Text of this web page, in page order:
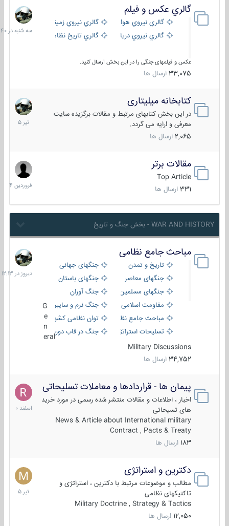
گالري عكس و فيلم
گالري نيروي هوايي
گالري نيروي زميني
گالري نيروي دريايي
گالري تاریخ نظامی
عکس و فیلمهای جنگی را در این بخش ارسال کنید.
33,075 ارسال ها
سه
شنبه
در
کتابخانه میلیتاری
در این بخش کتابهای مرتبط و مقالات برگزیده سایت
معرفی و ارایه می گردد.
2,065 ارسال ها
16
تیر
1405
مقالات برتر
Top Article
331 ارسال ها
29
فروردین
1404
WAR AND HISTORY - بخش جنگ و تاریخ
مباحث جامع نظامی
تاریخ و تمدن
جنگهای جهانی
جنگهای معاصر
جنگهای باستان
جنگهای مسلمین
جنگ آوران
مقاومت اسلامی
جنگ نرم و سایبری
مباحث جامع نظامی
توان نظامی کشورها
تسلیحات استراتژیک
جنگ در قاب دوربین
eral
Military Discussions
34,752 ارسال ها
دیروز
در
12:13
پیمان ها - قراردادها و معاملات تسلیحاتی
اخبار ، اطلاعات و مقالات منتشر شده رسمی در مورد خرید
های تسیحاتی
News & Article about International military
Contract , Pacts & Treaty
183 ارسال ها
7
اسفند
1400
دکترین و استراتژی
مطالب و موضوعات مرتبط با دکترین ، استراتژی و
تاکتیکهای نظامی
Military Doctrine , Strategy & Tactics
12,050 ارسال ها
27
تیر
1405